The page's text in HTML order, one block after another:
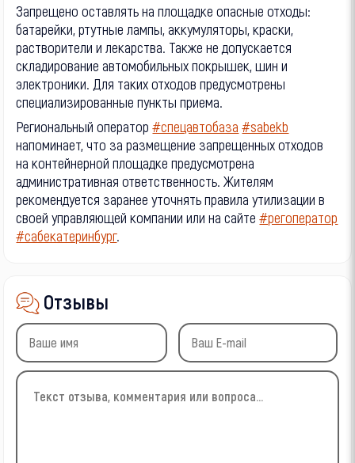
Запрещено оставлять на площадке опасные отходы:
батарейки, ртутные лампы, аккумуляторы, краски,
растворители и лекарства. Также не допускается
складирование автомобильных покрышек, шин и
электроники. Для таких отходов предусмотрены
специализированные пункты приема.
Региональный оператор#спецавтобаза #sabekb
напоминает, что за размещение запрещенных отходов
на контейнерной площадке предусмотрена
административная ответственность. Жителям
рекомендуется заранее уточнять правила утилизации в
своей управляющей компании или на сайте#регоператор
#сабекатеринбург.
Отзывы